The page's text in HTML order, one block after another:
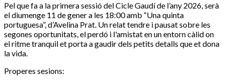
Pel que fa a la primera sessió del Cicle Gaudí de l’any 2026, serà
el diumenge 11 de gener a les 18:00 amb “Una quinta
portuguesa”, d’Avelina Prat. Un relat tendre i pausat sobre les
segones oportunitats, el perdó i l'amistat en un entorn càlid on
el ritme tranquil et porta a gaudir dels petits detalls que et dona
la vida.
Properes sesions: